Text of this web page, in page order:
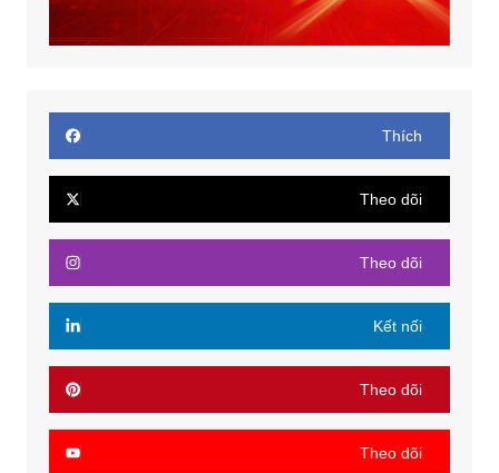
Thích
Theo dõi
Theo dõi
Kết nối
Theo dõi
Theo dõi